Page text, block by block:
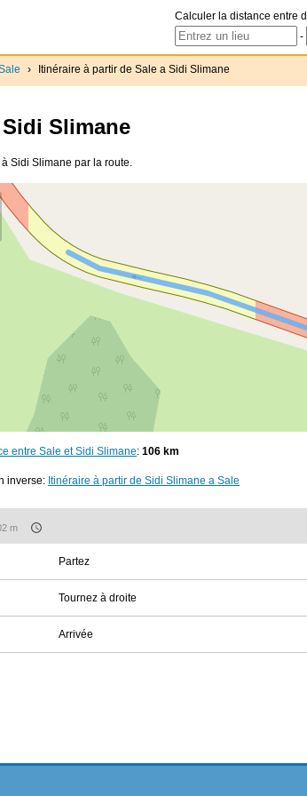
Calculer la distance entre
-
› Itinéraire à partir de Sale a Sidi Slimane
Sidi Slimane
Sidi Slimane par la route.
entre Sale et Sidi Slimane: 106 km
inverse: Itinéraire à partir de Sidi Slimane a Sale
m
Partez
Tournez à droite
Arrivée